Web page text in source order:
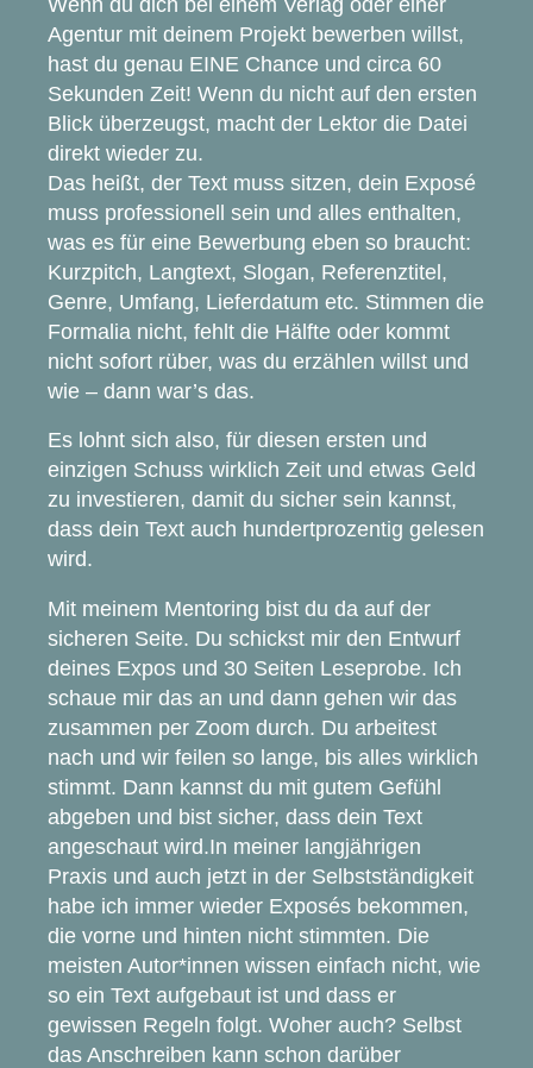
Agentur mit deinem Projekt bewerben willst,
hast du genau EINE Chance und circa 60
Sekunden Zeit! Wenn du nicht auf den ersten
Blick überzeugst, macht der Lektor die Datei
direkt wieder zu.
Das heißt, der Text muss sitzen, dein Exposé
muss professionell sein und alles enthalten,
was es für eine Bewerbung eben so braucht:
Kurzpitch, Langtext, Slogan, Referenztitel,
Genre, Umfang, Lieferdatum etc. Stimmen die
Formalia nicht, fehlt die Hälfte oder kommt
nicht sofort rüber, was du erzählen willst und
wie – dann war’s das.
Es lohnt sich also, für diesen ersten und
einzigen Schuss wirklich Zeit und etwas Geld
zu investieren, damit du sicher sein kannst,
dass dein Text auch hundertprozentig gelesen
wird.
Mit meinem Mentoring bist du da auf der
sicheren Seite. Du schickst mir den Entwurf
deines Expos und 30 Seiten Leseprobe. Ich
schaue mir das an und dann gehen wir das
zusammen per Zoom durch. Du arbeitest
nach und wir feilen so lange, bis alles wirklich
stimmt. Dann kannst du mit gutem Gefühl
abgeben und bist sicher, dass dein Text
angeschaut wird.In meiner langjährigen
Praxis und auch jetzt in der Selbstständigkeit
habe ich immer wieder Exposés bekommen,
die vorne und hinten nicht stimmten. Die
meisten Autor*innen wissen einfach nicht, wie
so ein Text aufgebaut ist und dass er
gewissen Regeln folgt. Woher auch? Selbst
das Anschreiben kann schon darüber